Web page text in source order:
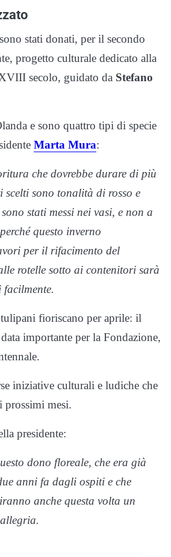
stati donati, per il secondo
progetto culturale dedicato alla
secolo, guidato da Stefano
e sono quattro tipi di specie
Marta Mura:
che dovrebbe durare di più
scelti sono tonalità di rosso e
stati messi nei vasi, e non a
questo inverno
per il rifacimento del
rotelle sotto ai contenitori sarà
tulipani fioriscano per aprile: il
importante per la Fondazione,
iniziative culturali e ludiche che
prossimi mesi.
presidente:
dono floreale, che era già
anni fa dagli ospiti e che
anche questa volta un